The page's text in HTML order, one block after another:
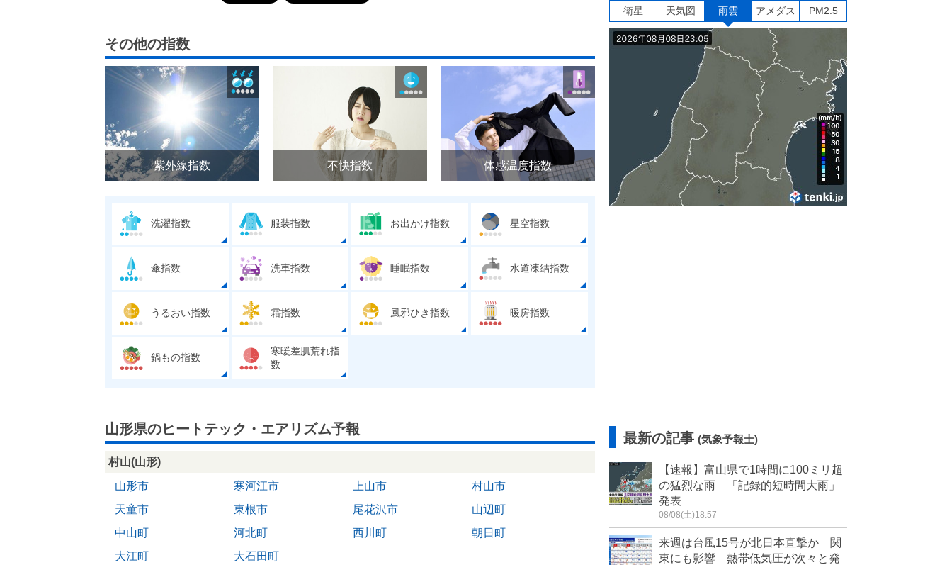
その他の指数
紫外線指数 不快指数 体感温度指数
洗濯指数 服装指数 お出かけ指数 星空指数
傘指数 洗車指数 睡眠指数 水道凍結指数
うるおい指数 霜指数 風邪ひき指数 暖房指数
鍋もの指数
寒暖差肌荒れ指
数
山形県のヒートテック・エアリズム予報
村山(山形)
山形市
寒河江市 上山市
村山市
天童市
東根市 尾花沢市
山辺町
中山町
河北町 西川町
朝日町
大江町
大石田町
衛星 天気図 雨雲 アメダス PM2.5
最新の記事 (気象予報士)
【速報】富山県で1時間に100ミリ超
の猛烈な雨 「記録的短時間大雨」
発表
08/08(土)18:57
来週は台風15号が北日本直撃か 関
東にも影響 熱帯低気圧が次々と発